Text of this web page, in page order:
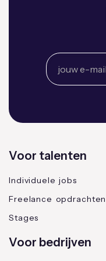
Voor talenten
Individuele jobs
Freelance opdrachten
Stages
Voor bedrijven